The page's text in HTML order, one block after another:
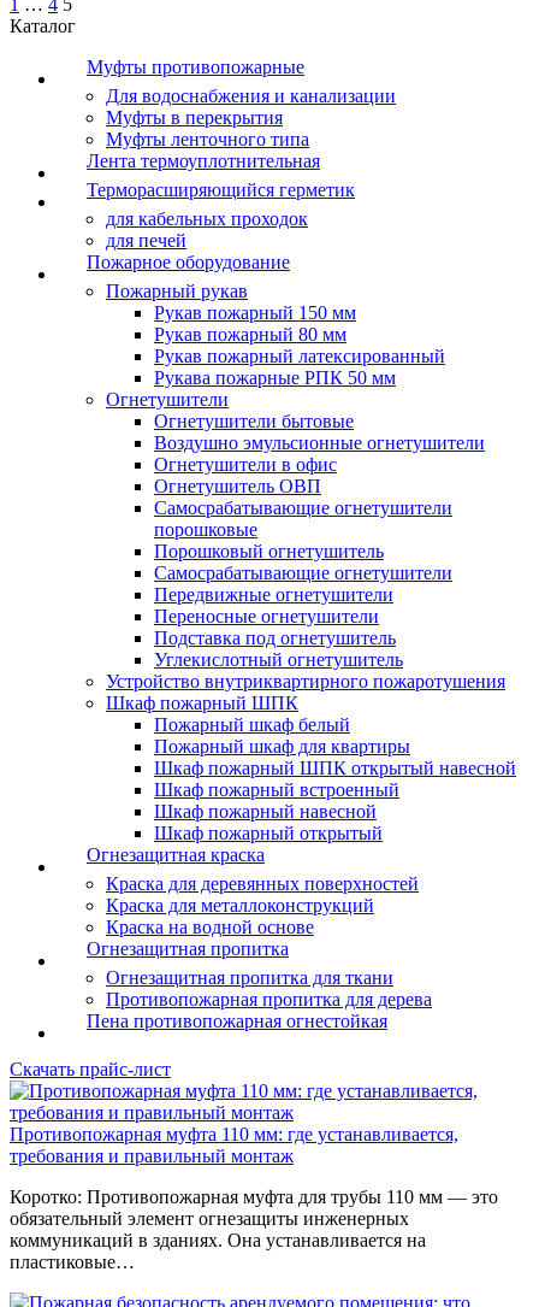
Каталог
Муфты противопожарные
Для водоснабжения и канализации
Муфты в перекрытия
Муфты ленточного типа
Лента термоуплотнительная
Терморасширяющийся герметик
для кабельных проходок
для печей
Пожарное оборудование
Пожарный рукав
Рукав пожарный 150 мм
Рукав пожарный 80 мм
Рукав пожарный латексированный
Рукава пожарные РПК 50 мм
Огнетушители
Огнетушители бытовые
Воздушно эмульсионные огнетушители
Огнетушители в офис
Огнетушитель ОВП
Самосрабатывающие огнетушители
порошковые
Порошковый огнетушитель
Самосрабатывающие огнетушители
Передвижные огнетушители
Переносные огнетушители
Подставка под огнетушитель
Углекислотный огнетушитель
Устройство внутриквартирного пожаротушения
Шкаф пожарный ШПК
Пожарный шкаф белый
Пожарный шкаф для квартиры
Шкаф пожарный ШПК открытый навесной
Шкаф пожарный встроенный
Шкаф пожарный навесной
Шкаф пожарный открытый
Огнезащитная краска
Краска для деревянных поверхностей
Краска для металлоконструкций
Краска на водной основе
Огнезащитная пропитка
Огнезащитная пропитка для ткани
Противопожарная пропитка для дерева
Пена противопожарная огнестойкая
Скачать прайс-лист
Противопожарная муфта 110 мм: где устанавливается,
требования и правильный монтаж
Коротко: Противопожарная муфта для трубы 110 мм — это
обязательный элемент огнезащиты инженерных
коммуникаций в зданиях. Она устанавливается на
пластиковые…